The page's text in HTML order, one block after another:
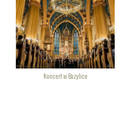
Koncert w Bazylice